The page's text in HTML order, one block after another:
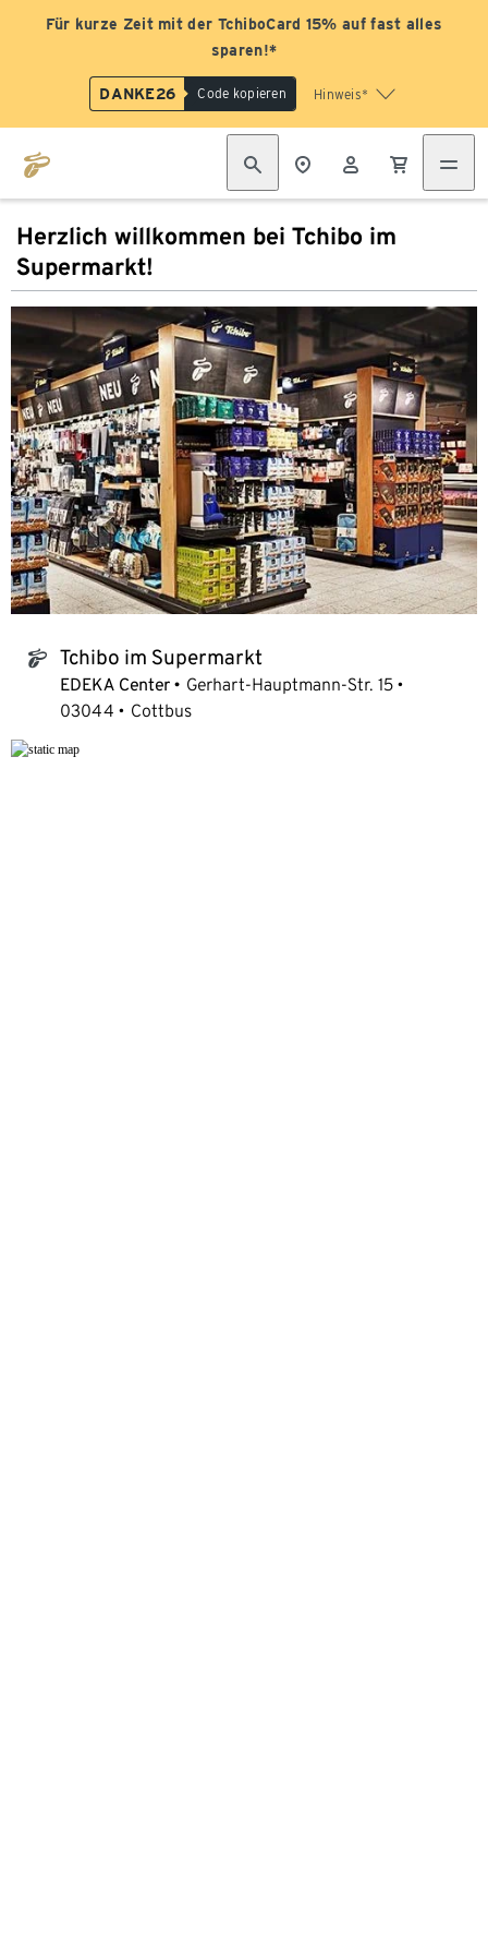
Für kurze Zeit mit der TchiboCard 15% auf fast alles
sparen!*
DANKE26 Code kopieren Hinweis*
Herzlich willkommen bei Tchibo im
Supermarkt!
tchibo_logo Tchibo im Supermarkt
EDEKA Center
Gerhart-Hauptmann-Str. 15
03044
Cottbus